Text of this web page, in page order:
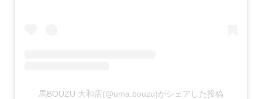
馬BOUZU 大和店(@uma.bouzu)がシェアした投稿